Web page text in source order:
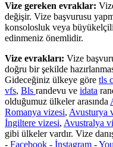
Vize gereken evraklar:
değişir. Vize başvurusu
konsolosluk veya
edinmeniz önemlidir.
Vize evrakları: Vize
doğru bir şekilde
Gideceğiniz ülkeye göre tls
vfs, Bls randevu ve idata
olduğumuz ülkeler arasında
Romanya vizesi, Avusturya
İngiltere vizesi, Avustralya
gibi ülkeler vardır. Vize
- Facebook - İnstagram -